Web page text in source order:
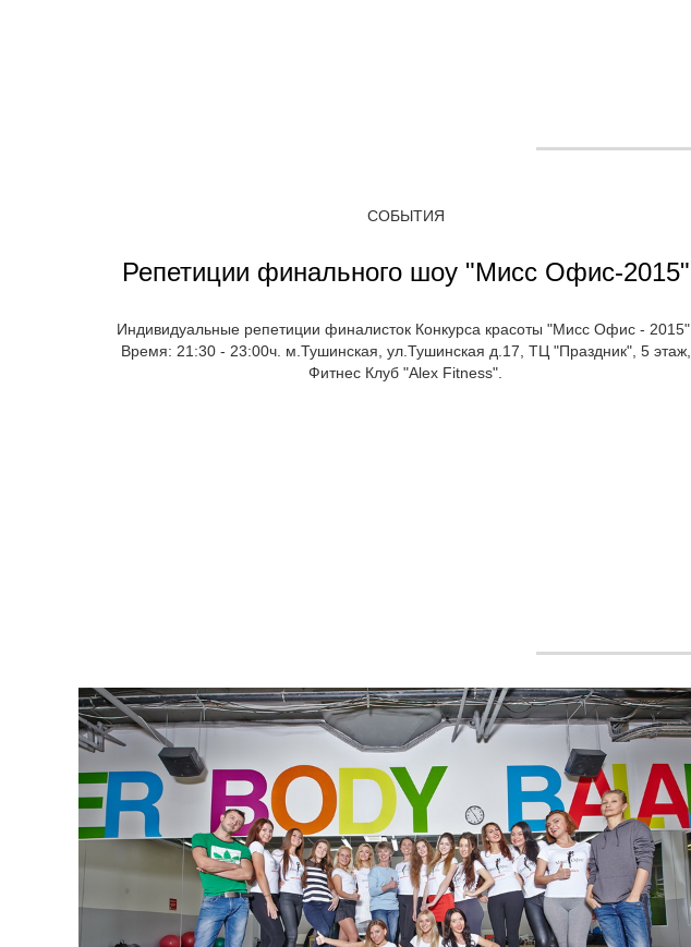
СОБЫТИЯ
Репетиции финального шоу "Мисс Офис-2015"
Индивидуальные репетиции финалисток Конкурса красоты "Мисс Офис - 2015".
Время: 21:30 - 23:00ч. м.Тушинская, ул.Тушинская д.17, ТЦ "Праздник", 5 этаж,
Фитнес Клуб "Alex Fitness".